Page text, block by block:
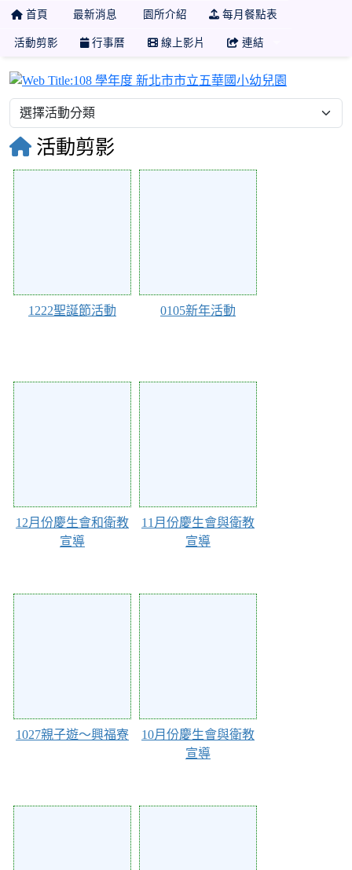
首頁 最新消息 園所介紹 每月餐點表
活動剪影 行事曆 線上影片 連結
活動剪影
1222聖誕節活動 0105新年活動
12月份慶生會和衛教
宣導
11月份慶生會與衛教
宣導
1027親子遊～興福寮
10月份慶生會與衛教
宣導